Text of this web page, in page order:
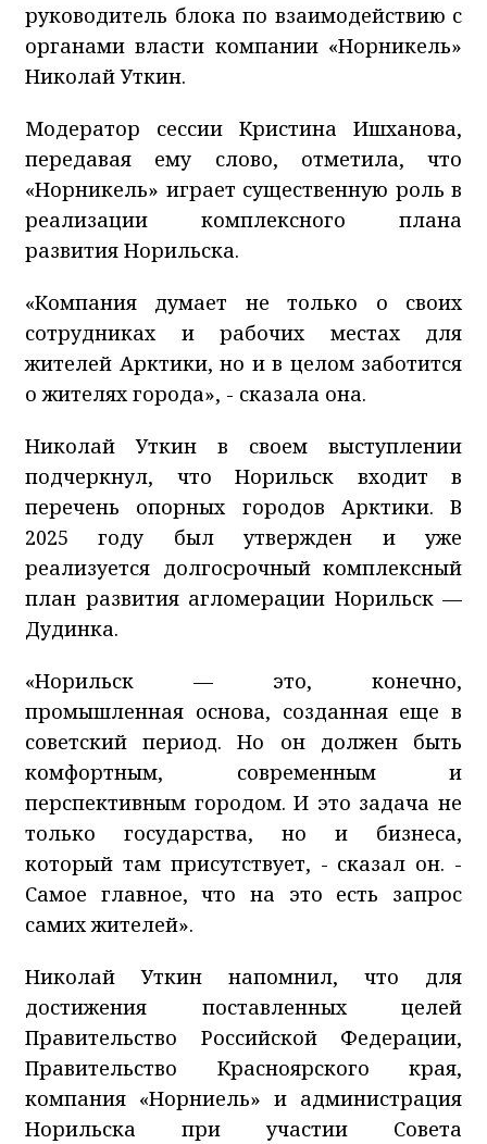
руководитель блока по взаимодействию с
органами власти компании «Норникель»
Николай Уткин.
Модератор сессии Кристина Ишханова,
передавая ему слово, отметила, что
«Норникель» играет существенную роль в
реализации комплексного плана
развития Норильска.
«Компания думает не только о своих
сотрудниках и рабочих местах для
жителей Арктики, но и в целом заботится
о жителях города», - сказала она.
Николай Уткин в своем выступлении
подчеркнул, что Норильск входит в
перечень опорных городов Арктики. В
2025 году был утвержден и уже
реализуется долгосрочный комплексный
план развития агломерации Норильск —
Дудинка.
«Норильск — это, конечно,
промышленная основа, созданная еще в
советский период. Но он должен быть
комфортным, современным и
перспективным городом. И это задача не
только государства, но и бизнеса,
который там присутствует, - сказал он. -
Самое главное, что на это есть запрос
самих жителей».
Николай Уткин напомнил, что для
достижения поставленных целей
Правительство Российской Федерации,
Правительство Красноярского края,
компания «Норниель» и администрация
Норильска при участии Совета